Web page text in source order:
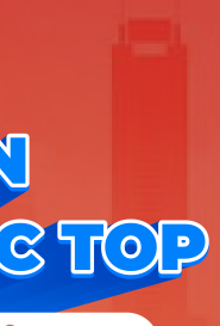
Hướng nghiệp
HOCMAI